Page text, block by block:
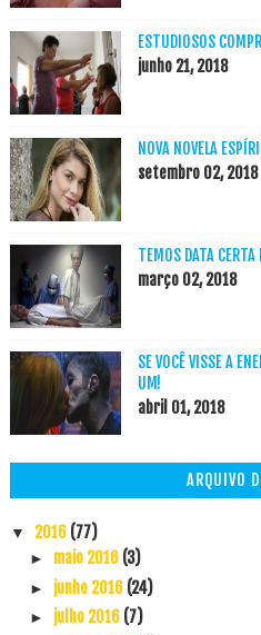
ESTUDIOSOS
junho 21, 2018
NOVA NOVELA
setembro 02, 2018
TEMOS DATA CERTA
março 02, 2018
SE VOCÊ VISSE A
UM!
abril 01, 2018
ARQUIVO
▼ 2016 (77)
► maio 2016 (3)
► junho 2016 (24)
► julho 2016 (7)